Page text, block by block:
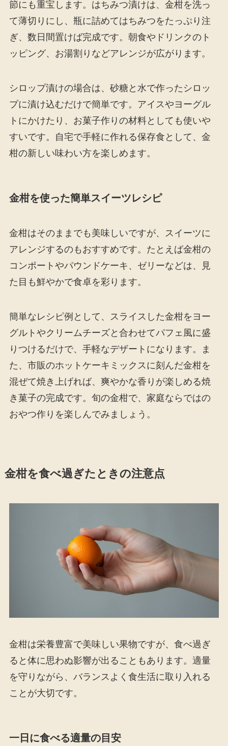
節にも重宝します。はちみつ漬けは、金柑を洗っ
て薄切りにし、瓶に詰めてはちみつをたっぷり注
ぎ、数日間置けば完成です。朝食やドリンクのト
ッピング、お湯割りなどアレンジが広がります。
シロップ漬けの場合は、砂糖と水で作ったシロッ
プに漬け込むだけで簡単です。アイスやヨーグル
トにかけたり、お菓子作りの材料としても使いや
すいです。自宅で手軽に作れる保存食として、金
柑の新しい味わい方を楽しめます。
金柑を使った簡単スイーツレシピ
金柑はそのままでも美味しいですが、スイーツに
アレンジするのもおすすめです。たとえば金柑の
コンポートやパウンドケーキ、ゼリーなどは、見
た目も鮮やかで食卓を彩ります。
簡単なレシピ例として、スライスした金柑をヨー
グルトやクリームチーズと合わせてパフェ風に盛
りつけるだけで、手軽なデザートになります。ま
た、市販のホットケーキミックスに刻んだ金柑を
混ぜて焼き上げれば、爽やかな香りが楽しめる焼
き菓子の完成です。旬の金柑で、家庭ならではの
おやつ作りを楽しんでみましょう。
金柑を食べ過ぎたときの注意点
金柑は栄養豊富で美味しい果物ですが、食べ過ぎ
ると体に思わぬ影響が出ることもあります。適量
を守りながら、バランスよく食生活に取り入れる
ことが大切です。
一日に食べる適量の目安